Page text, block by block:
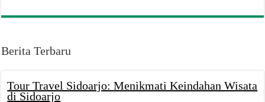
Berita Terbaru
Tour Travel Sidoarjo: Menikmati Keindahan Wisata
di Sidoarjo